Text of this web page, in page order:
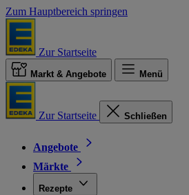
Zum Hauptbereich springen
Zur Startseite
Markt & Angebote Menü
Zur Startseite Schließen
Angebote
Märkte
Rezepte